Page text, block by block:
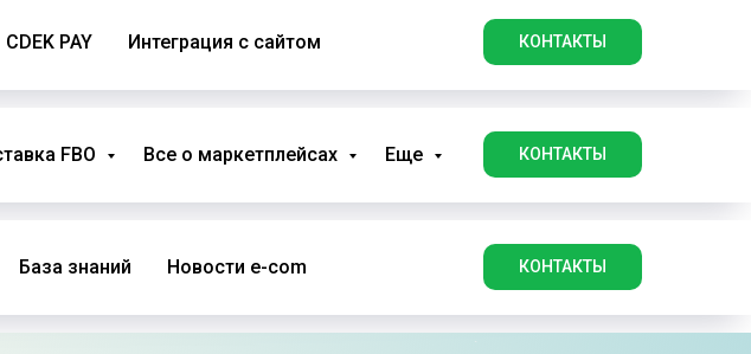
CDEK PAY Интеграция с сайтом КОНТАКТЫ
FBO Все о маркетплейсах Еще КОНТАКТЫ
База знаний Новости e-com КОНТАКТЫ